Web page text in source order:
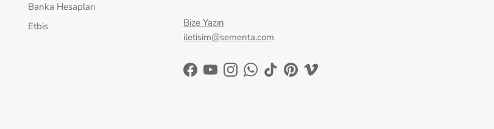
Banka Hesapları
Etbis
Bize Yazın
iletisim@sementa.com
Facebook
YouTubeInstagramWhatsApp
TikTokPinterestVimeo